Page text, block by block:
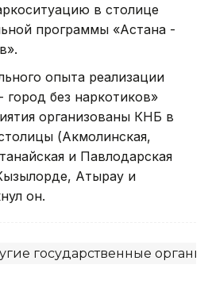
в столице
программы «Астана -
опыта реализации
без наркотиков»
организованы КНБ в
(Акмолинская,
и Павлодарская
Атырау и
он.
государственные органы